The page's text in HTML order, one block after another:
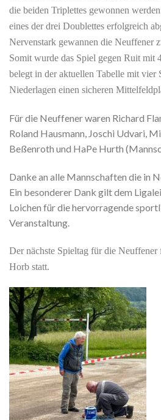
die beiden Triplettes gewonnen
eines der drei Doublettes erfolgreich
Nervenstark gewannen die Neuffener
Somit wurde das Spiel gegen Ruit mit
belegt in der aktuellen Tabelle mit vier
Niederlagen einen sicheren
Für die Neuffener waren Richard
Roland Hausmann, Joschi Udvari,
Beßenroth und HaPe Hurth
Danke an alle Mannschaften die in
Ein besonderer Dank gilt dem
Loichen für die hervorragende
Veranstaltung.
Der nächste Spieltag für die
Horb statt.